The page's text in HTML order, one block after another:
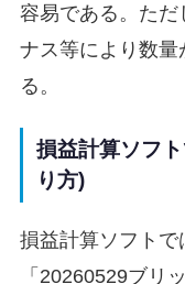
容易である。た
ナス等により数
る。
損益計算ソフ
り方)
損益計算ソフト
「20260529ブリ